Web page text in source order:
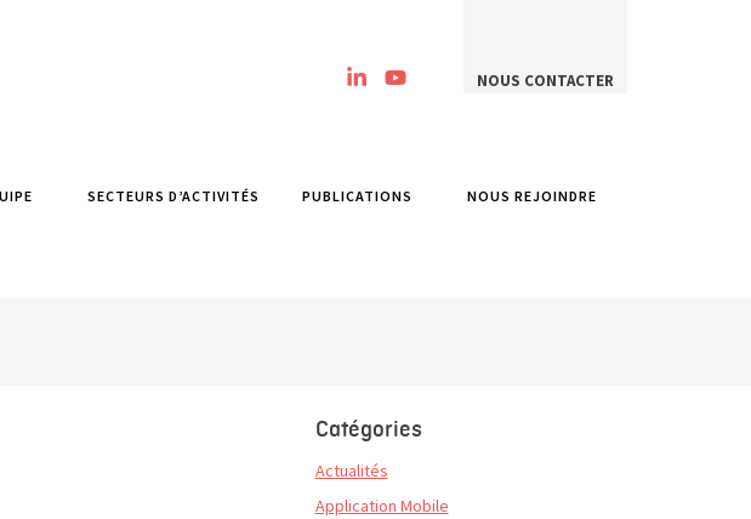
NOUS CONTACTER
SECTEURS D’ACTIVITÉS PUBLICATIONS NOUS REJOINDRE
Catégories
Actualités
Application Mobile